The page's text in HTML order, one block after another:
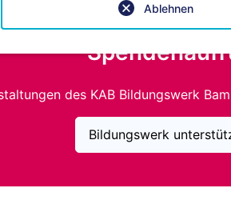
des KAB Bildungswerk
Bildungswerk
Ablehnen